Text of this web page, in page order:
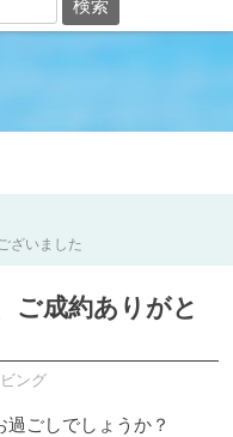
ざいました
ご成約ありがと
ング
ごしでしょうか？